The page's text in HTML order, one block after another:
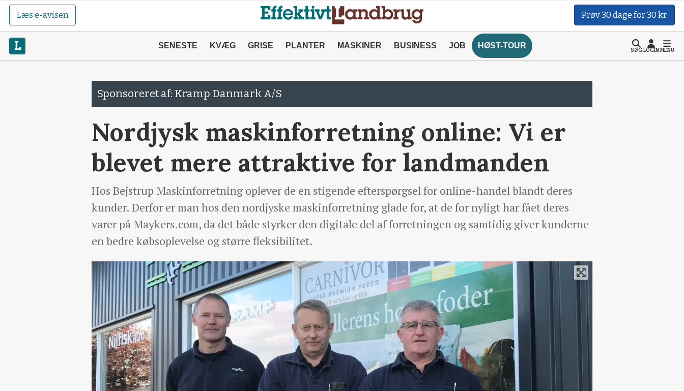
Læs e-avisen Prøv 30 dage for 30 kr.
SENESTE KVÆG GRISE PLANTER MASKINER BUSINESS JOB HØST-TOUR
SØGLOGINMENU
Sponsoreret af: Kramp Danmark A/S
Nordjysk maskinforretning online: Vi er
blevet mere attraktive for landmanden
Hos Bejstrup Maskinforretning oplever de en stigende efterspørgsel for online-handel blandt deres
kunder. Derfor er man hos den nordjyske maskinforretning glade for, at de for nyligt har fået deres
varer på Maykers.com, da det både styrker den digitale del af forretningen og samtidig giver kunderne
en bedre købsoplevelse og større fleksibilitet.